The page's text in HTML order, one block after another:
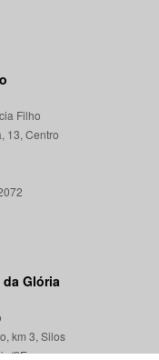
Filho
13, Centro
da Glória
km 3, Silos
SE